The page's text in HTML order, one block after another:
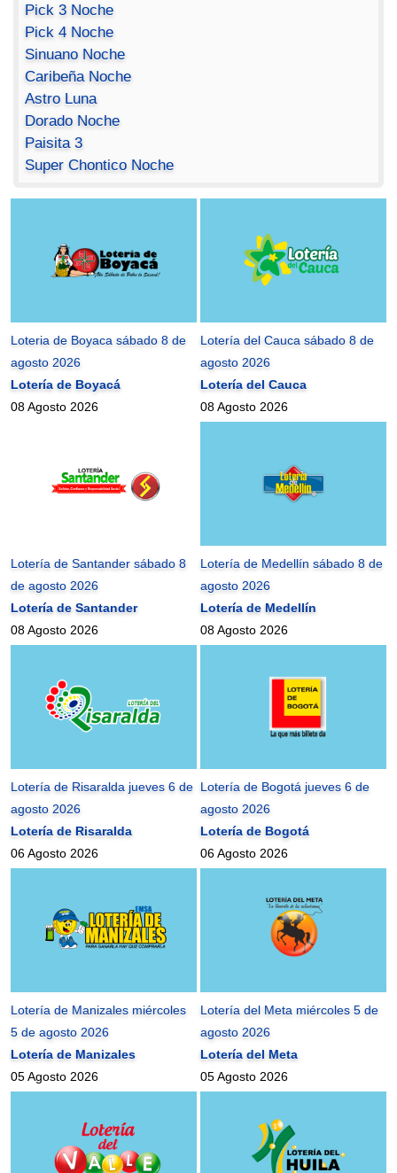
Pick 3 Noche
Pick 4 Noche
Sinuano Noche
Caribeña Noche
Astro Luna
Dorado Noche
Paisita 3
Super Chontico Noche
Loteria de Boyaca sábado 8 de
agosto 2026
Lotería de Boyacá
08 Agosto 2026
Lotería del Cauca sábado 8 de
agosto 2026
Lotería del Cauca
08 Agosto 2026
Lotería de Santander sábado 8
de agosto 2026
Lotería de Santander
08 Agosto 2026
Lotería de Medellín sábado 8 de
agosto 2026
Lotería de Medellín
08 Agosto 2026
Lotería de Risaralda jueves 6 de
agosto 2026
Lotería de Risaralda
06 Agosto 2026
Lotería de Bogotá jueves 6 de
agosto 2026
Lotería de Bogotá
06 Agosto 2026
Lotería de Manizales miércoles
5 de agosto 2026
Lotería de Manizales
05 Agosto 2026
Lotería del Meta miércoles 5 de
agosto 2026
Lotería del Meta
05 Agosto 2026